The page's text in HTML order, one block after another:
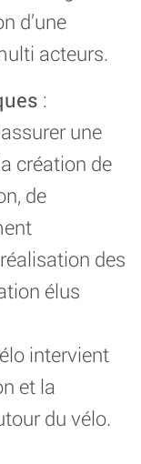
d’une
acteurs.
:
une
création de
de
des
élus
intervient
et la
du vélo.